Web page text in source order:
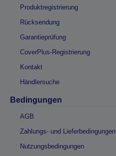
Produktregistrierung
Rücksendung
Garantieprüfung
CoverPlus-Registrierung
Kontakt
Händlersuche
Bedingungen
AGB
Zahlungs- und Lieferbedingungen
Nutzungsbedingungen